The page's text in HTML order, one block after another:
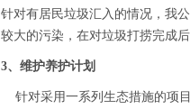
针对有居民垃圾汇入的情况，我
较大的污染，在对垃圾打捞完成
3、维护养护计划
针对采用一系列生态措施的项